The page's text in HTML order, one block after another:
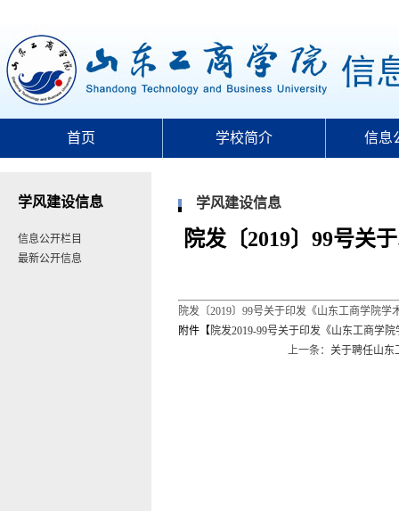
首页 学校简介 信息
学风建设信息
信息公开栏目
最新公开信息
学风建设信息
院发〔2019〕99号关
院发〔2019〕99号关于印发《山东工商学院
附件【院发2019-99号关于印发《山东工商学
上一条： 关于聘任山东